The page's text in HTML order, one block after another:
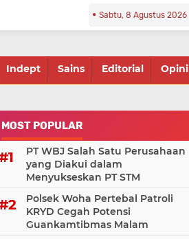
Sabtu, 8 Agustus 2026
Indept Sains Editorial Opini
MOST POPULAR
PT WBJ Salah Satu Perusahaan
yang Diakui dalam
Menyukseskan PT STM
Polsek Woha Pertebal Patroli
KRYD Cegah Potensi
Guankamtibmas Malam